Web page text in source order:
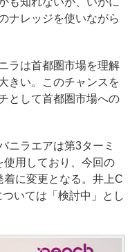
ナレッジを使いながら
ラは首都圏市場を理解
きい。このチャンスを
として首都圏市場への
ニラエアは第3ターミ
用しており、今回の
に変更となる。井上C
いては「検討中」とし